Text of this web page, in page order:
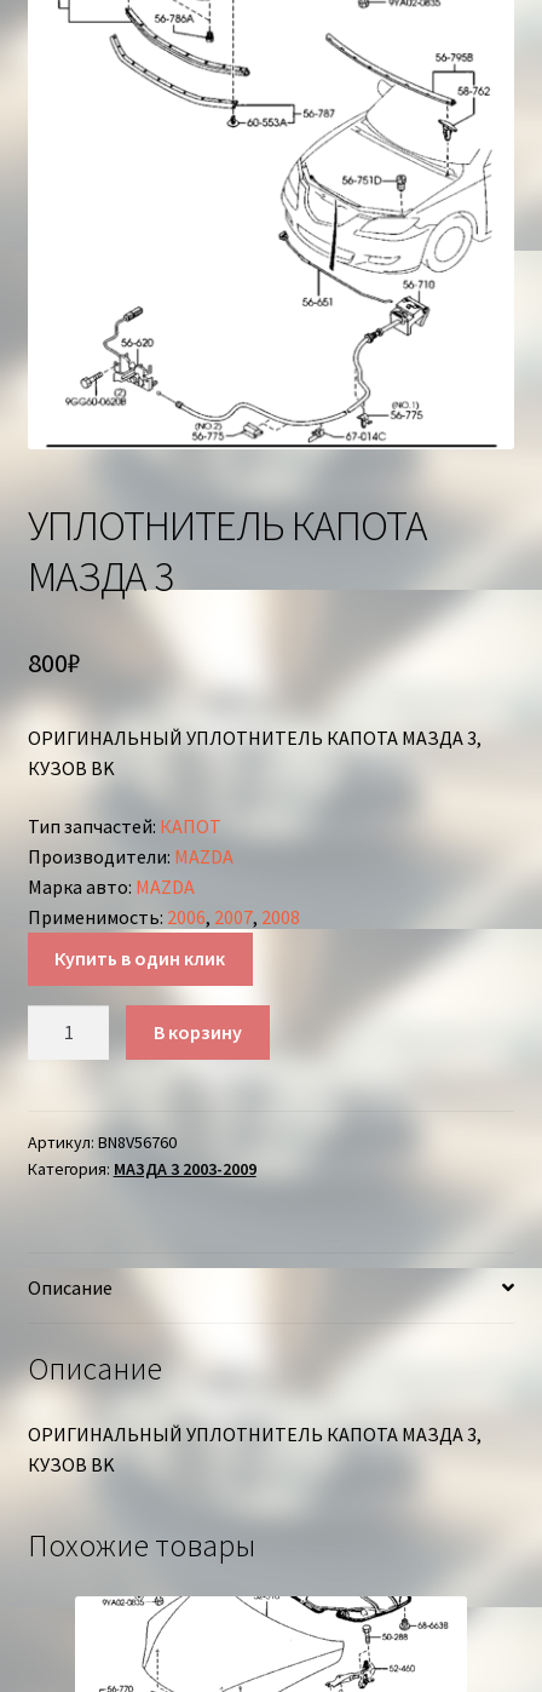
Корзина
УПЛОТНИТЕЛЬ КАПОТА
МАЗДА 3
800₽
ОРИГИНАЛЬНЫЙ УПЛОТНИТЕЛЬ КАПОТА МАЗДА 3,
КУЗОВ BK
Тип запчастей: КАПОТ
Производители: MAZDA
Марка авто: MAZDA
Применимость: 2006, 2007, 2008
Купить в один клик
товара
МАЗДА
3
В корзину
Артикул: BN8V56760
Категория: МАЗДА 3 2003-2009
Описание
Описание
ОРИГИНАЛЬНЫЙ УПЛОТНИТЕЛЬ КАПОТА МАЗДА 3,
КУЗОВ BK
Похожие товары